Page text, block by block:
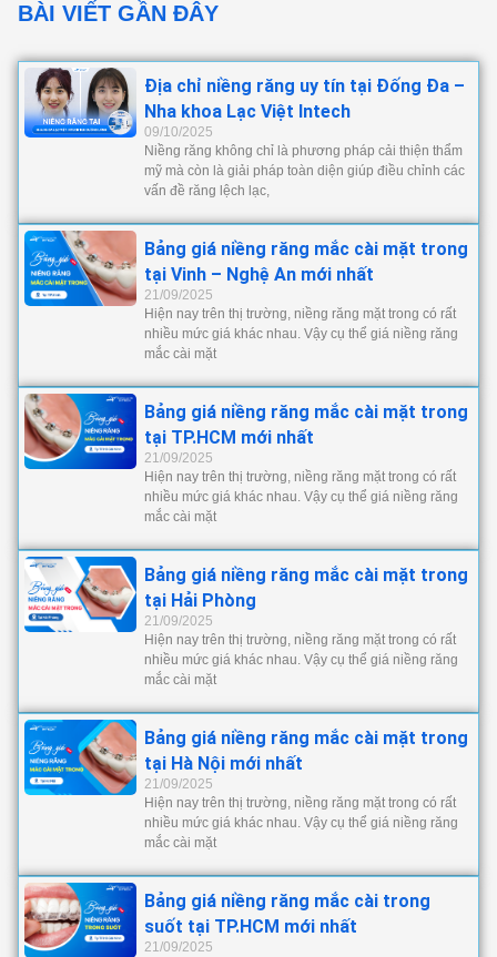
BÀI VIẾT GẦN ĐÂY
Địa chỉ niềng răng uy tín tại Đống Đa –
Nha khoa Lạc Việt Intech
09/10/2025
Niềng răng không chỉ là phương pháp cải thiện thẩm
mỹ mà còn là giải pháp toàn diện giúp điều chỉnh các
vấn đề răng lệch lạc,
Bảng giá niềng răng mắc cài mặt trong
tại Vinh – Nghệ An mới nhất
21/09/2025
Hiện nay trên thị trường, niềng răng mặt trong có rất
nhiều mức giá khác nhau. Vậy cụ thể giá niềng răng
mắc cài mặt
Bảng giá niềng răng mắc cài mặt trong
tại TP.HCM mới nhất
21/09/2025
Hiện nay trên thị trường, niềng răng mặt trong có rất
nhiều mức giá khác nhau. Vậy cụ thể giá niềng răng
mắc cài mặt
Bảng giá niềng răng mắc cài mặt trong
tại Hải Phòng
21/09/2025
Hiện nay trên thị trường, niềng răng mặt trong có rất
nhiều mức giá khác nhau. Vậy cụ thể giá niềng răng
mắc cài mặt
Bảng giá niềng răng mắc cài mặt trong
tại Hà Nội mới nhất
21/09/2025
Hiện nay trên thị trường, niềng răng mặt trong có rất
nhiều mức giá khác nhau. Vậy cụ thể giá niềng răng
mắc cài mặt
Bảng giá niềng răng mắc cài trong
suốt tại TP.HCM mới nhất
21/09/2025